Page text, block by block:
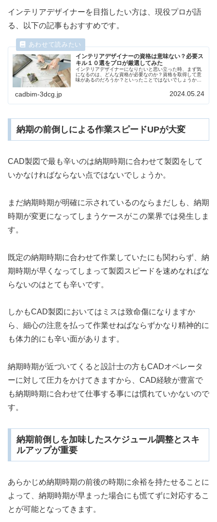
インテリアデザイナーを目指したい方は、現役プロが語
る、以下の記事もおすすめです。
インテリアデザイナーの資格は意味ない？必要ス
キル１０選をプロが厳選してみた
インテリアデザイナーになりたいと思い立った時、まず気
になるのは、どんな資格が必要なのか？資格を取得して意
味があるのだろうか？といったことではないでしょうか？
cadbim-3dcg.jp 2024.05.24
納期の前倒しによる作業スピードUPが大変
CAD製図で最も辛いのは納期時期に合わせて製図をして
いかなければならない点ではないでしょうか。
まだ納期時期が明確に示されているのならまだしも、納期
時期が変更になってしまうケースがこの業界では発生しま
す。
既定の納期時期に合わせて作業していたにも関わらず、納
期時期が早くなってしまって製図スピードを速めなればな
らないのはとても辛いです。
しかもCAD製図においてはミスは致命傷になりますか
ら、細心の注意を払って作業せねばならずかなり精神的に
も体力的にも辛い面があります。
納期時期が近づいてくると設計士の方もCADオペレータ
ーに対して圧力をかけてきますから、CAD経験が豊富で
も納期時期に合わせて仕事する事には慣れていかないので
す。
納期前倒しを加味したスケジュール調整とスキ
ルアップが重要
あらかじめ納期時期の前後の時期に余裕を持たせることに
よって、納期時期が早まった場合にも慌てずに対応するこ
とが可能となってきます。